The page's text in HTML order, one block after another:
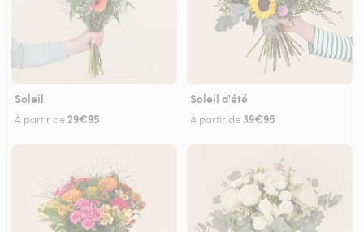
Soleil
À partir de29€95
Soleil d'été
À partir de 39€95